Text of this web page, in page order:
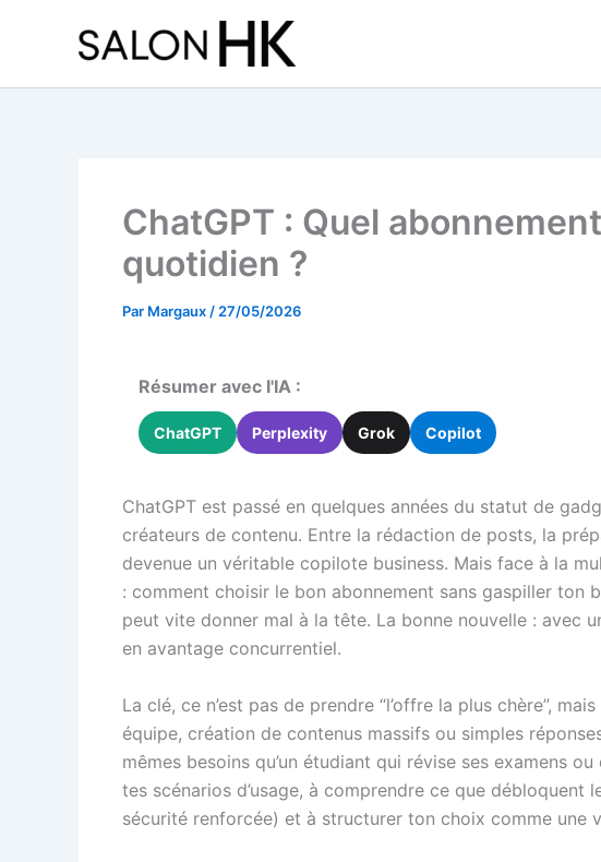
ChatGPT : Quel
quotidien ?
Par Margaux / 27/05/2026
Résumer avec l'IA :
ChatGPT Perplexity Grok Copilot
ChatGPT est passé en quelques années du statut de
créateurs de contenu. Entre la rédaction de posts, la
devenue un véritable copilote business. Mais face à la
: comment choisir le bon abonnement sans gaspiller ton
peut vite donner mal à la tête. La bonne nouvelle : avec
en avantage concurrentiel.
La clé, ce n’est pas de prendre “l’offre la plus chère”,
équipe, création de contenus massifs ou simples
mêmes besoins qu’un étudiant qui révise ses examens
tes scénarios d’usage, à comprendre ce que débloquent
sécurité renforcée) et à structurer ton choix comme une